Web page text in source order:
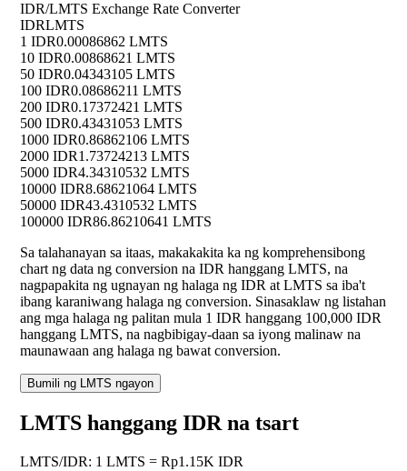
IDR/LMTS Exchange Rate Converter
IDRLMTS
1 IDR0.00086862 LMTS
10 IDR0.00868621 LMTS
50 IDR0.04343105 LMTS
100 IDR0.08686211 LMTS
200 IDR0.17372421 LMTS
500 IDR0.43431053 LMTS
1000 IDR0.86862106 LMTS
2000 IDR1.73724213 LMTS
5000 IDR4.34310532 LMTS
10000 IDR8.68621064 LMTS
50000 IDR43.4310532 LMTS
100000 IDR86.86210641 LMTS
Sa talahanayan sa itaas, makakakita ka ng komprehensibong
chart ng data ng conversion na IDR hanggang LMTS, na
nagpapakita ng ugnayan ng halaga ng IDR at LMTS sa iba't
ibang karaniwang halaga ng conversion. Sinasaklaw ng listahan
ang mga halaga ng palitan mula 1 IDR hanggang 100,000 IDR
hanggang LMTS, na nagbibigay-daan sa iyong malinaw na
maunawaan ang halaga ng bawat conversion.
Bumili ng LMTS ngayon
LMTS hanggang IDR na tsart
LMTS/IDR: 1 LMTS = Rp1.15K IDR